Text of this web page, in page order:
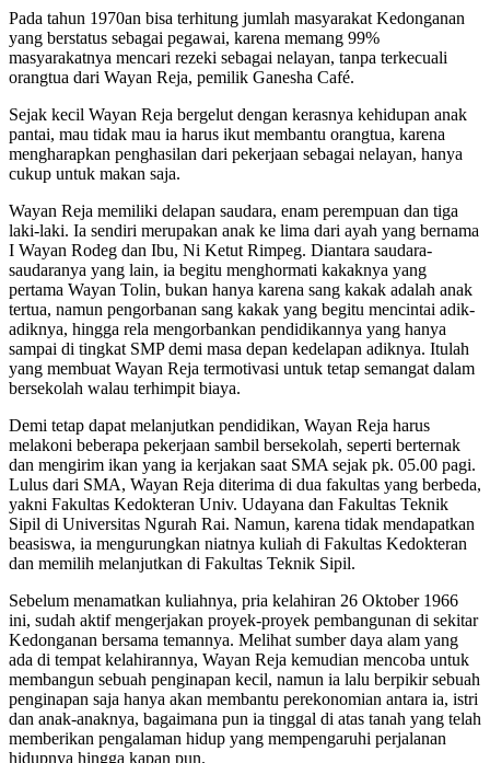
Pada tahun 1970an bisa terhitung jumlah masyarakat Kedonganan
yang berstatus sebagai pegawai, karena memang 99%
masyarakatnya mencari rezeki sebagai nelayan, tanpa terkecuali
orangtua dari Wayan Reja, pemilik Ganesha Café.
Sejak kecil Wayan Reja bergelut dengan kerasnya kehidupan anak
pantai, mau tidak mau ia harus ikut membantu orangtua, karena
mengharapkan penghasilan dari pekerjaan sebagai nelayan, hanya
cukup untuk makan saja.
Wayan Reja memiliki delapan saudara, enam perempuan dan tiga
laki-laki. Ia sendiri merupakan anak ke lima dari ayah yang bernama
I Wayan Rodeg dan Ibu, Ni Ketut Rimpeg. Diantara saudara-
saudaranya yang lain, ia begitu menghormati kakaknya yang
pertama Wayan Tolin, bukan hanya karena sang kakak adalah anak
tertua, namun pengorbanan sang kakak yang begitu mencintai adik-
adiknya, hingga rela mengorbankan pendidikannya yang hanya
sampai di tingkat SMP demi masa depan kedelapan adiknya. Itulah
yang membuat Wayan Reja termotivasi untuk tetap semangat dalam
bersekolah walau terhimpit biaya.
Demi tetap dapat melanjutkan pendidikan, Wayan Reja harus
melakoni beberapa pekerjaan sambil bersekolah, seperti berternak
dan mengirim ikan yang ia kerjakan saat SMA sejak pk. 05.00 pagi.
Lulus dari SMA, Wayan Reja diterima di dua fakultas yang berbeda,
yakni Fakultas Kedokteran Univ. Udayana dan Fakultas Teknik
Sipil di Universitas Ngurah Rai. Namun, karena tidak mendapatkan
beasiswa, ia mengurungkan niatnya kuliah di Fakultas Kedokteran
dan memilih melanjutkan di Fakultas Teknik Sipil.
Sebelum menamatkan kuliahnya, pria kelahiran 26 Oktober 1966
ini, sudah aktif mengerjakan proyek-proyek pembangunan di sekitar
Kedonganan bersama temannya. Melihat sumber daya alam yang
ada di tempat kelahirannya, Wayan Reja kemudian mencoba untuk
membangun sebuah penginapan kecil, namun ia lalu berpikir sebuah
penginapan saja hanya akan membantu perekonomian antara ia, istri
dan anak-anaknya, bagaimana pun ia tinggal di atas tanah yang telah
memberikan pengalaman hidup yang mempengaruhi perjalanan
hidupnya hingga kapan pun.